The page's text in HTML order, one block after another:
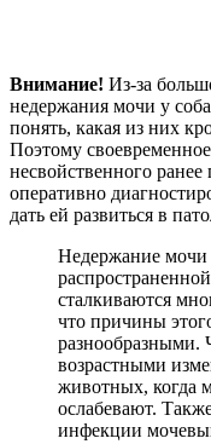
Внимание! Из-за
недержания мочи у
понять, какая из них
Поэтому
несвойственного
оперативно
дать ей развиться в
Недержание мочи
сталкиваются
что причины
разнообразными.
возрастными
животных, когда
ослабевают.
инфекции